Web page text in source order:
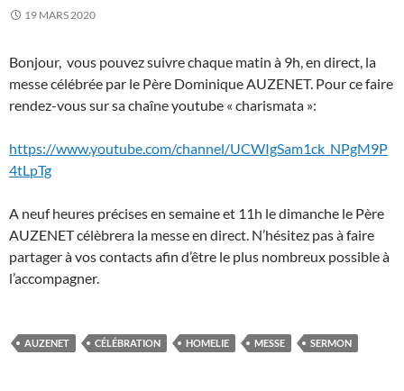
19 MARS 2020
Bonjour, vous pouvez suivre chaque matin à 9h, en direct, la
messe célébrée par le Père Dominique AUZENET. Pour ce faire
rendez-vous sur sa chaîne youtube « charismata »:
https://www.youtube.com/channel/UCWIgSam1ck_NPgM9P
4tLpTg
A neuf heures précises en semaine et 11h le dimanche le Père
AUZENET célèbrera la messe en direct. N’hésitez pas à faire
partager à vos contacts afin d’être le plus nombreux possible à
l’accompagner.
AUZENET CÉLÉBRATION HOMELIE MESSE SERMON